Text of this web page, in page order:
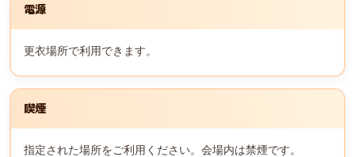
電源
更衣場所で利用できます。
喫煙
指定された場所をご利用ください。会場内は禁煙です。